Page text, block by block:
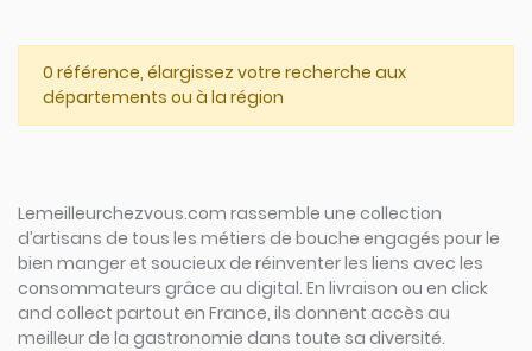
0 référence, élargissez votre recherche aux
départements ou à la région
Lemeilleurchezvous.com rassemble une collection
d’artisans de tous les métiers de bouche engagés pour le
bien manger et soucieux de réinventer les liens avec les
consommateurs grâce au digital. En livraison ou en click
and collect partout en France, ils donnent accès au
meilleur de la gastronomie dans toute sa diversité.